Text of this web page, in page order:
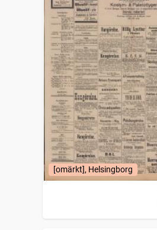
[omärkt], Helsingborg